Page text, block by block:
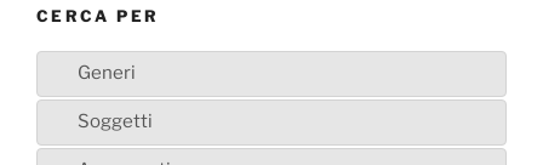
CERCA PER
Generi
Soggetti